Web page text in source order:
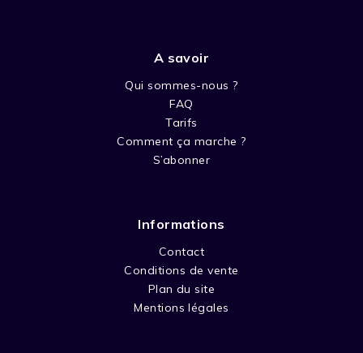
A savoir
Qui sommes-nous ?
FAQ
Tarifs
Comment ça marche ?
S’abonner
Informations
Contact
Conditions de vente
Plan du site
Mentions légales